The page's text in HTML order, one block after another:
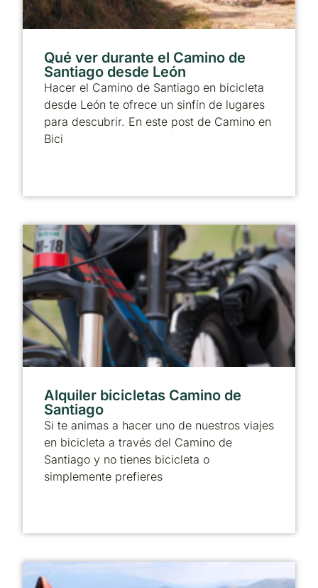
Qué ver durante el Camino de
Santiago desde León
Hacer el Camino de Santiago en bicicleta
desde León te ofrece un sinfín de lugares
para descubrir. En este post de Camino en
Bici
Alquiler bicicletas Camino de
Santiago
Si te animas a hacer uno de nuestros viajes
en bicicleta a través del Camino de
Santiago y no tienes bicicleta o
simplemente prefieres